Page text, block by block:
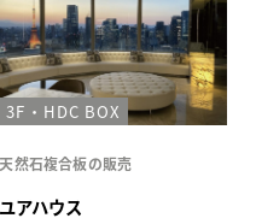
天然石複合板の販売
ユアハウス
3F・HDC BOX